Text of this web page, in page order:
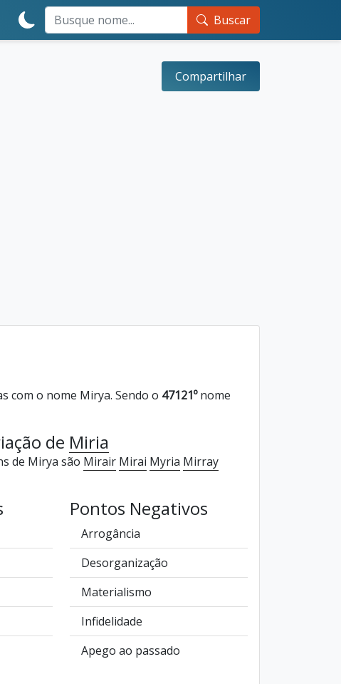
Buscar
Compartilhar
com o nome Mirya. Sendo o 47121ºnome
de Miria
de Mirya são Mirair Mirai Myria Mirray
Pontos Negativos
Arrogância
Desorganização
Materialismo
Infidelidade
Apego ao passado